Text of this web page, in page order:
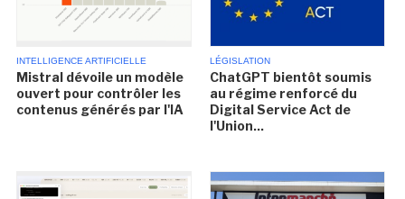
INTELLIGENCE ARTIFICIELLE
Mistral dévoile un modèle
ouvert pour contrôler les
contenus générés par l'IA
LÉGISLATION
ChatGPT bientôt soumis
au régime renforcé du
Digital Service Act de
l'Union...